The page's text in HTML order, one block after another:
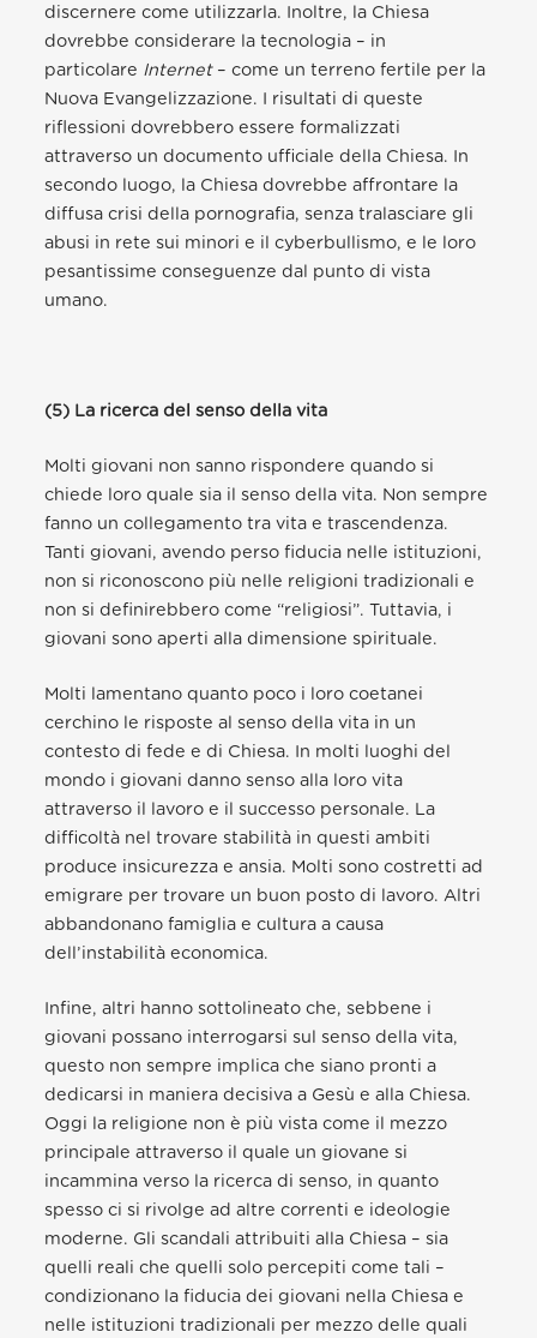
discernere come utilizzarla. Inoltre, la Chiesa
dovrebbe considerare la tecnologia – in
particolare Internet– come un terreno fertile per la
Nuova Evangelizzazione. I risultati di queste
riflessioni dovrebbero essere formalizzati
attraverso un documento ufficiale della Chiesa. In
secondo luogo, la Chiesa dovrebbe affrontare la
diffusa crisi della pornografia, senza tralasciare gli
abusi in rete sui minori e il cyberbullismo, e le loro
pesantissime conseguenze dal punto di vista
umano.
(5) La ricerca del senso della vita
Molti giovani non sanno rispondere quando si
chiede loro quale sia il senso della vita. Non sempre
fanno un collegamento tra vita e trascendenza.
Tanti giovani, avendo perso fiducia nelle istituzioni,
non si riconoscono più nelle religioni tradizionali e
non si definirebbero come “religiosi”. Tuttavia, i
giovani sono aperti alla dimensione spirituale.
Molti lamentano quanto poco i loro coetanei
cerchino le risposte al senso della vita in un
contesto di fede e di Chiesa. In molti luoghi del
mondo i giovani danno senso alla loro vita
attraverso il lavoro e il successo personale. La
difficoltà nel trovare stabilità in questi ambiti
produce insicurezza e ansia. Molti sono costretti ad
emigrare per trovare un buon posto di lavoro. Altri
abbandonano famiglia e cultura a causa
dell’instabilità economica.
Infine, altri hanno sottolineato che, sebbene i
giovani possano interrogarsi sul senso della vita,
questo non sempre implica che siano pronti a
dedicarsi in maniera decisiva a Gesù e alla Chiesa.
Oggi la religione non è più vista come il mezzo
principale attraverso il quale un giovane si
incammina verso la ricerca di senso, in quanto
spesso ci si rivolge ad altre correnti e ideologie
moderne. Gli scandali attribuiti alla Chiesa – sia
quelli reali che quelli solo percepiti come tali –
condizionano la fiducia dei giovani nella Chiesa e
nelle istituzioni tradizionali per mezzo delle quali